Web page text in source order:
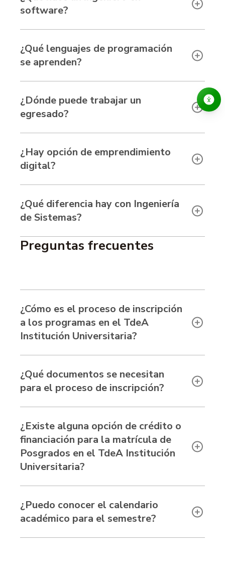
software?
¿Qué lenguajes de programación
se aprenden?
¿Dónde puede trabajar un
egresado?
¿Hay opción de emprendimiento
digital?
¿Qué diferencia hay con Ingeniería
de Sistemas?
Preguntas frecuentes
¿Cómo es el proceso de inscripción
a los programas en el TdeA
Institución Universitaria?
¿Qué documentos se necesitan
para el proceso de inscripción?
¿Existe alguna opción de crédito o
financiación para la matrícula de
Posgrados en el TdeA Institución
Universitaria?
¿Puedo conocer el calendario
académico para el semestre?